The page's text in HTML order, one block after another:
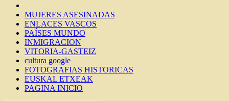
MUJERES ASESINADAS
ENLACES VASCOS
PAÍSES MUNDO
INMIGRACION
VITORIA-GASTEIZ
cultura google
FOTOGRAFIAS HISTORICAS
EUSKAL ETXEAK
PAGINA INICIO